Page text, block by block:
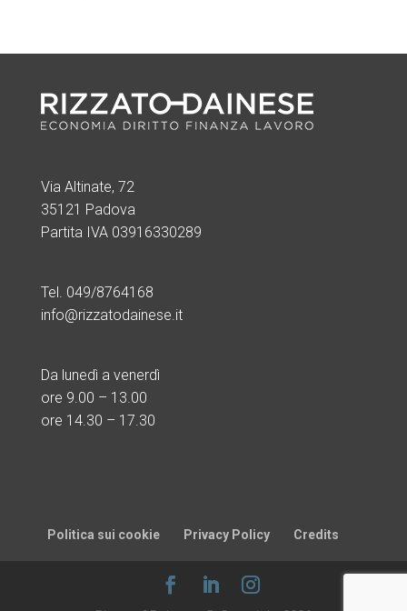
Via Altinate, 72
35121 Padova
Partita IVA 03916330289
Tel. 049/8764168
info@rizzatodainese.it
Da lunedì a venerdì
ore 9.00 – 13.00
ore 14.30 – 17.30
Politica sui cookie Privacy Policy Credits